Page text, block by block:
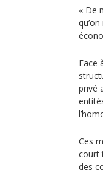
« De
Face
privé
Ces
court
des